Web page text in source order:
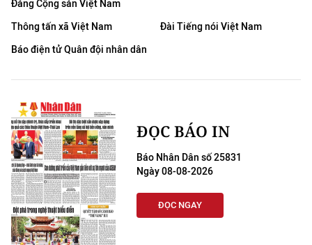
Đảng Cộng sản Việt Nam
Thông tấn xã Việt Nam
Đài Tiếng nói Việt Nam
Báo điện tử Quân đội nhân dân
ĐỌC BÁO IN
Báo Nhân Dân số 25831
Ngày 08-08-2026
ĐỌC NGAY